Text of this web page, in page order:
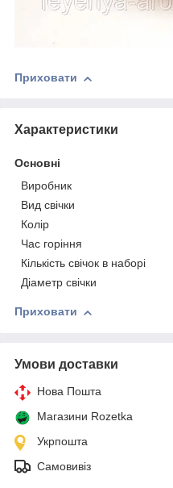
Приховати
Характеристики
Основні
Виробник
Вид свічки
Колір
Час горіння
Кількість свічок в наборі
Діаметр свічки
Приховати
Умови доставки
Нова Пошта
Магазини Rozetka
Укрпошта
Самовивіз